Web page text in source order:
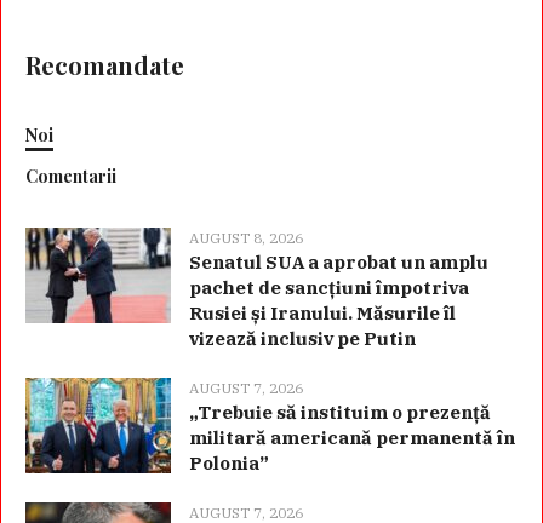
Recomandate
Noi
Comentarii
AUGUST 8, 2026
Senatul SUA a aprobat un amplu
pachet de sancțiuni împotriva
Rusiei și Iranului. Măsurile îl
vizează inclusiv pe Putin
AUGUST 7, 2026
„Trebuie să instituim o prezență
militară americană permanentă în
Polonia”
AUGUST 7, 2026